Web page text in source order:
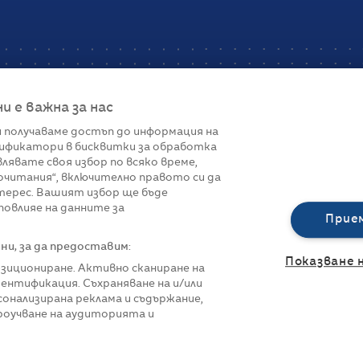
Реклама
За нас
Политика за
Управление на
е важна за нас
получаваме достъп до информация на
в бисквитки за обработка
своя избор по всяко време,
включително правото си да
Вашият избор ще бъде
на данните за
за да предоставим:
Активно сканиране на
Съхраняване на и/или
реклама и съдържание,
на аудиторията и
Показване